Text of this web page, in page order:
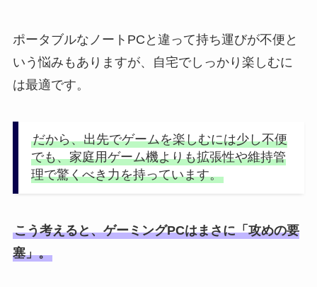
ポータブルなノートPCと違って持ち運びが不便と
いう悩みもありますが、自宅でしっかり楽しむに
は最適です。
だから、出先でゲームを楽しむには少し不便
でも、家庭用ゲーム機よりも拡張性や維持管
理で驚くべき力を持っています。
こう考えると、ゲーミングPCはまさに「攻めの要
塞」。